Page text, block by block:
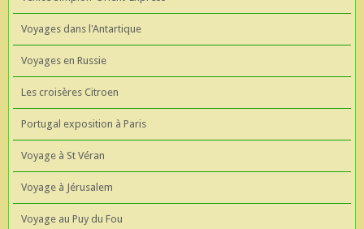
Voyages dans l'Antartique
Voyages en Russie
Les croisères Citroen
Portugal exposition à Paris
Voyage à St Véran
Voyage à Jérusalem
Voyage au Puy du Fou